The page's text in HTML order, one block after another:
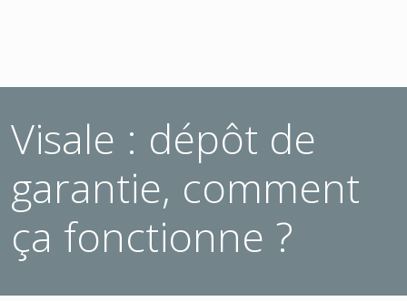
Visale : dépôt de
garantie, comment
ça fonctionne ?